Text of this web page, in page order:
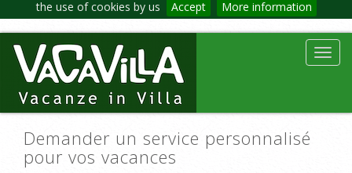
the use of cookies by us Accept More information
Demander un service personnalisé
pour vos vacances